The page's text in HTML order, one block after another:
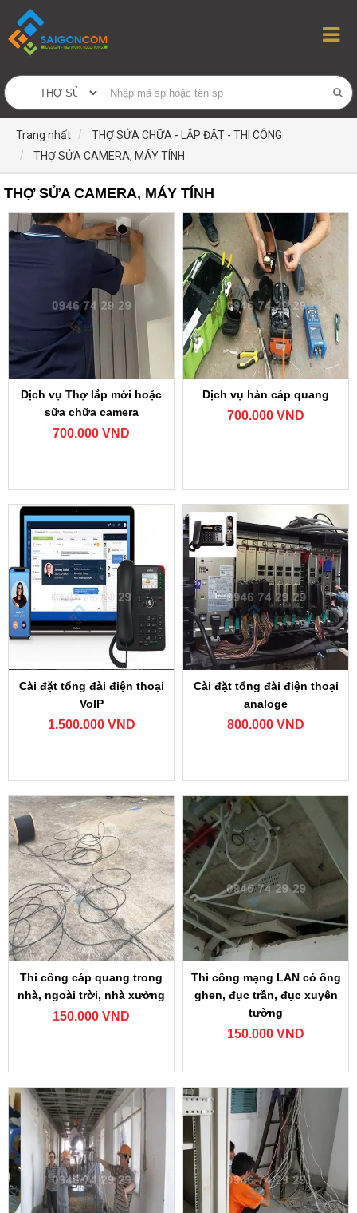
Trang nhất
THỢ SỬA CHỮA - LẮP ĐẶT - THI CÔNG
THỢ SỬA CAMERA, MÁY TÍNH
THỢ SỬA CAMERA, MÁY TÍNH
Dịch vụ Thợ lắp mới hoặc
sữa chữa camera
700.000 VND
Dịch vụ hàn cáp quang
700.000 VND
Cài đặt tổng đài điện thoại
VoIP
1.500.000 VND
Cài đặt tổng đài điện thoại
analoge
800.000 VND
Thi công cáp quang trong
nhà, ngoài trời, nhà xưởng
150.000 VND
Thi công mạng LAN có ống
ghen, đục trần, đục xuyên
tường
150.000 VND